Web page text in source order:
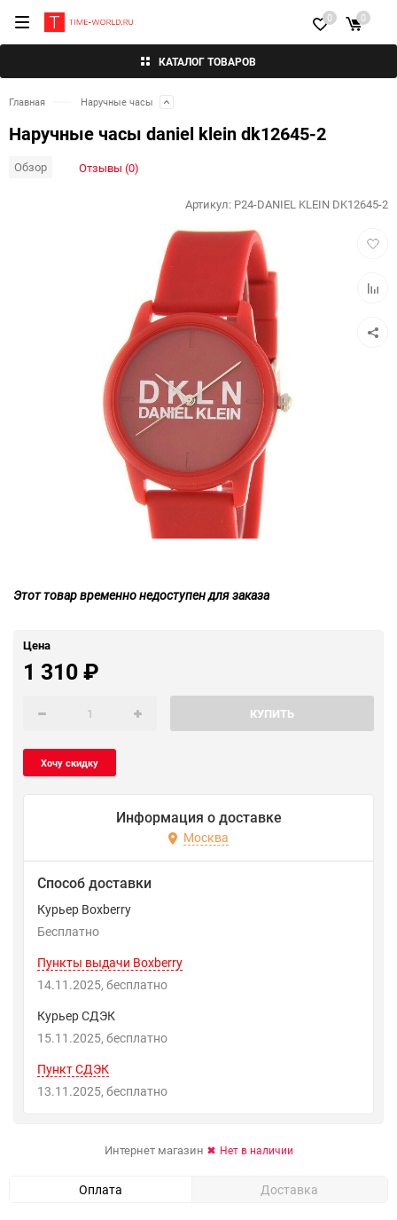
КАТАЛОГ ТОВАРОВ
0 0
Главная Наручные часы
Наручные часы daniel klein dk12645-2
Обзор Отзывы (0)
Артикул: P24-DANIEL KLEIN DK12645-2
Этот товар временно недоступен для заказа
Цена
1 310₽
КУПИТЬ
Информация о доставке
Москва
Способ доставки
Курьер Boxberry
Бесплатно
Пункты выдачи Boxberry
14.11.2025
Бесплатно
Курьер СДЭК
15.11.2025
Бесплатно
Пункт СДЭК
13.11.2025
Бесплатно
Интернет магазин Нет в наличии
Оплата Доставка